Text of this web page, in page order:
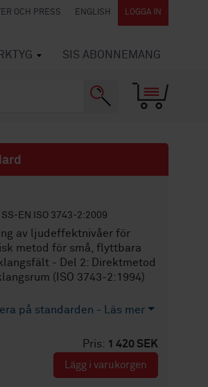
OCH PRESS ENGLISH LOGGA IN
SIS ABONNEMANG
SS-EN ISO 3743-2:2009
av ljudeffektnivåer för
metod för små, flyttbara
- Del 2: Direktmetod
(ISO 3743-2:1994)
på standarden - Läs mer
Pris: 1 420 SEK
Lägg i varukorgen